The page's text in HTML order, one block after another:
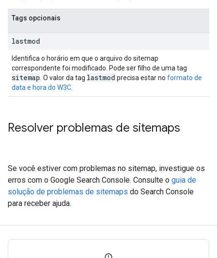
Tags opcionais
lastmod
Identifica o horário em que o arquivo do sitemap
correspondente foi modificado. Pode ser filho de uma tag
sitemap . O valor da tag lastmod precisa estar no formato de
data e hora do W3C
Resolver problemas de sitemaps
Se você estiver com problemas no sitemap, investigue os
erros com o Google Search Console. Consulte o guia de
solução de problemas de sitemaps do Search Console
para receber ajuda.